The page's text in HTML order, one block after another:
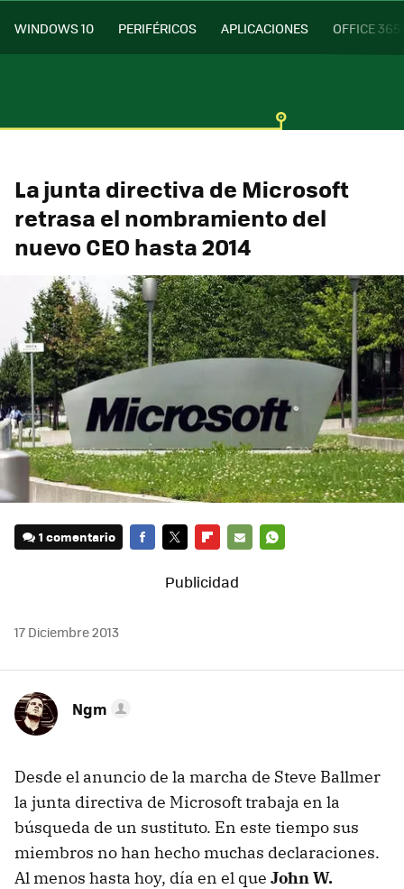
WINDOWS 10 PERIFÉRICOS APLICACIONES OFFICE 365
La junta directiva de Microsoft
retrasa el nombramiento del
nuevo CEO hasta 2014
1 comentario
MAIL
17 Diciembre 2013
Ngm
Desde el anuncio de la marcha de Steve Ballmer
la junta directiva de Microsoft trabaja en la
búsqueda de un sustituto. En este tiempo sus
miembros no han hecho muchas declaraciones.
Al menos hasta hoy, día en el que John W.